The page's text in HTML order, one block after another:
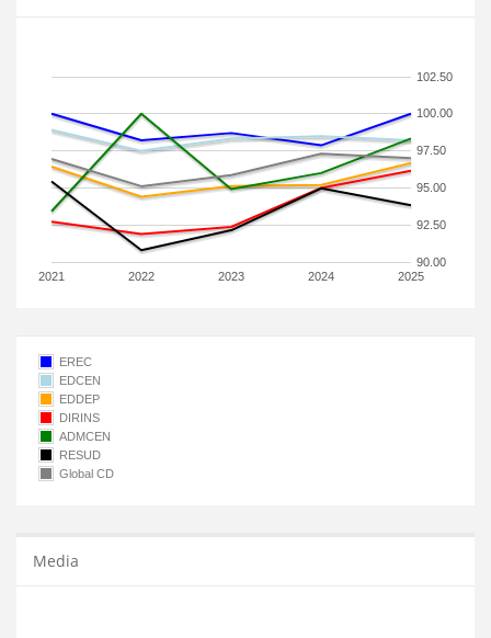
2021 2022 2023 2024 2025
90.00
92.50
95.00
97.50
100.00
102.50
EREC
EDCEN
EDDEP
DIRINS
ADMCEN
RESUD
Global CD
Media